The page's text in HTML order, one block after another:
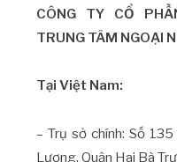
CÔNG TY CỔ
TRUNG TÂM NGOẠI
Tại Việt Nam:
– Trụ sở chính: Số
Lương, Quận Hai Bà